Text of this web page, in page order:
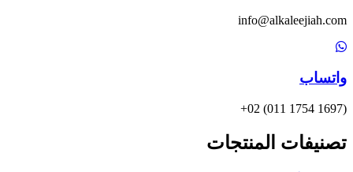
info@alkaleejiah.com
واتساب
(1697 1754 011) 02+
تصنيفات المنتجات